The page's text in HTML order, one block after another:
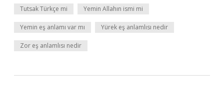
Tutsak Türkçe mi Yemin Allahın ismi mi
Yemin eş anlamı var mı Yürek eş anlamlısı nedir
Zor eş anlamlısı nedir